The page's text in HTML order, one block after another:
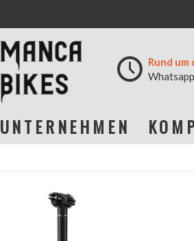
Rund um
UNTERNEHMEN